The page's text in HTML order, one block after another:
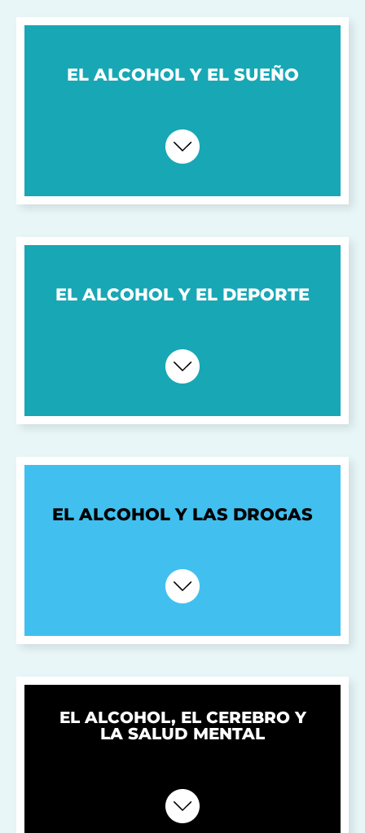
EL ALCOHOL Y EL SUEÑO
EL ALCOHOL Y EL DEPORTE
EL ALCOHOL Y LAS DROGAS
EL ALCOHOL, EL CEREBRO Y
LA SALUD MENTAL